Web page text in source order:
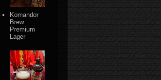
Komandor
Brew
Premium
Lager